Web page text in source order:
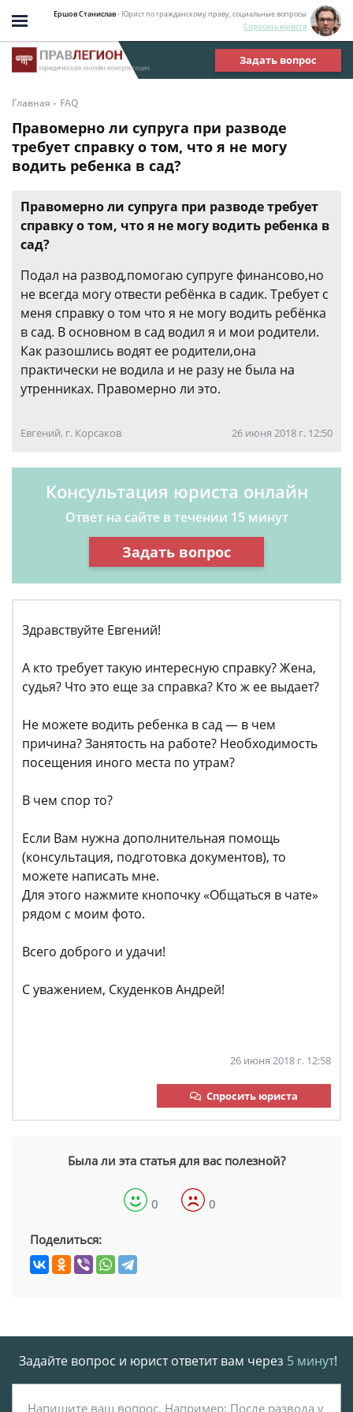
Ершов Станислав- Юрист по гражданскому праву, социальные вопросы
Спросить юриста
Задать вопрос
Главная - FAQ
Правомерно ли супруга при разводе
требует справку о том, что я не могу
водить ребенка в сад?
Правомерно ли супруга при разводе требует
справку о том, что я не могу водить ребенка в
сад?
Подал на развод,помогаю супруге финансово,но
не всегда могу отвести ребёнка в садик. Требует с
меня справку о том что я не могу водить ребёнка
в сад. В основном в сад водил я и мои родители.
Как разошлись водят ее родители,она
практически не водила и не разу не была на
утренниках. Правомерно ли это.
Евгений, г. Корсаков 26 июня 2018 г. 12:50
Консультация юриста онлайн
Ответ на сайте в течении 15 минут
Задать вопрос
Здравствуйте Евгений!
А кто требует такую интересную справку? Жена,
судья? Что это еще за справка? Кто ж ее выдает?
Не можете водить ребенка в сад — в чем
причина? Занятость на работе? Необходимость
посещения иного места по утрам?
В чем спор то?
Если Вам нужна дополнительная помощь
(консультация, подготовка документов), то
можете написать мне.
Для этого нажмите кнопочку «Общаться в чате»
рядом с моим фото.
Всего доброго и удачи!
С уважением, Скуденков Андрей!
26 июня 2018 г. 12:58
Спросить юриста
Была ли эта статья для вас полезной?
0 0
Поделиться:
Задайте вопрос и юрист ответит вам через 5 минут!